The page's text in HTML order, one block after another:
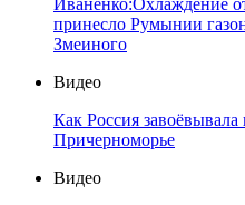
Иваненко:Охлаждение
принесло Румынии
Змеиного
Видео
Как Россия
Причерноморье
Видео